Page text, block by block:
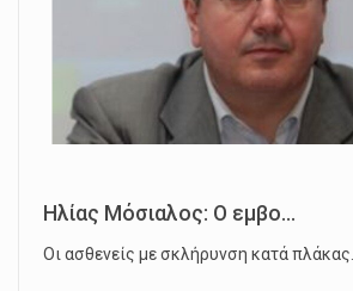
Ηλίας Μόσιαλος: Ο εμβο...
Οι ασθενείς με σκλήρυνση κατά πλάκας…